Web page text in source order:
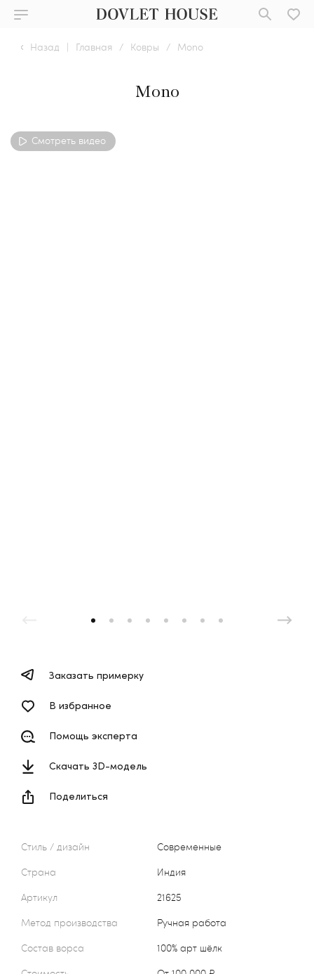
Назад | Главная / Ковры / Mono
Mono
Смотреть видео
Стиль / дизайн
Современные
Страна
Индия
Артикул
21625
Метод производства
Ручная работа
Состав ворса
100% арт шёлк
Заказать примерку
В избранное
Помощь эксперта
Скачать 3D-модель
Поделиться